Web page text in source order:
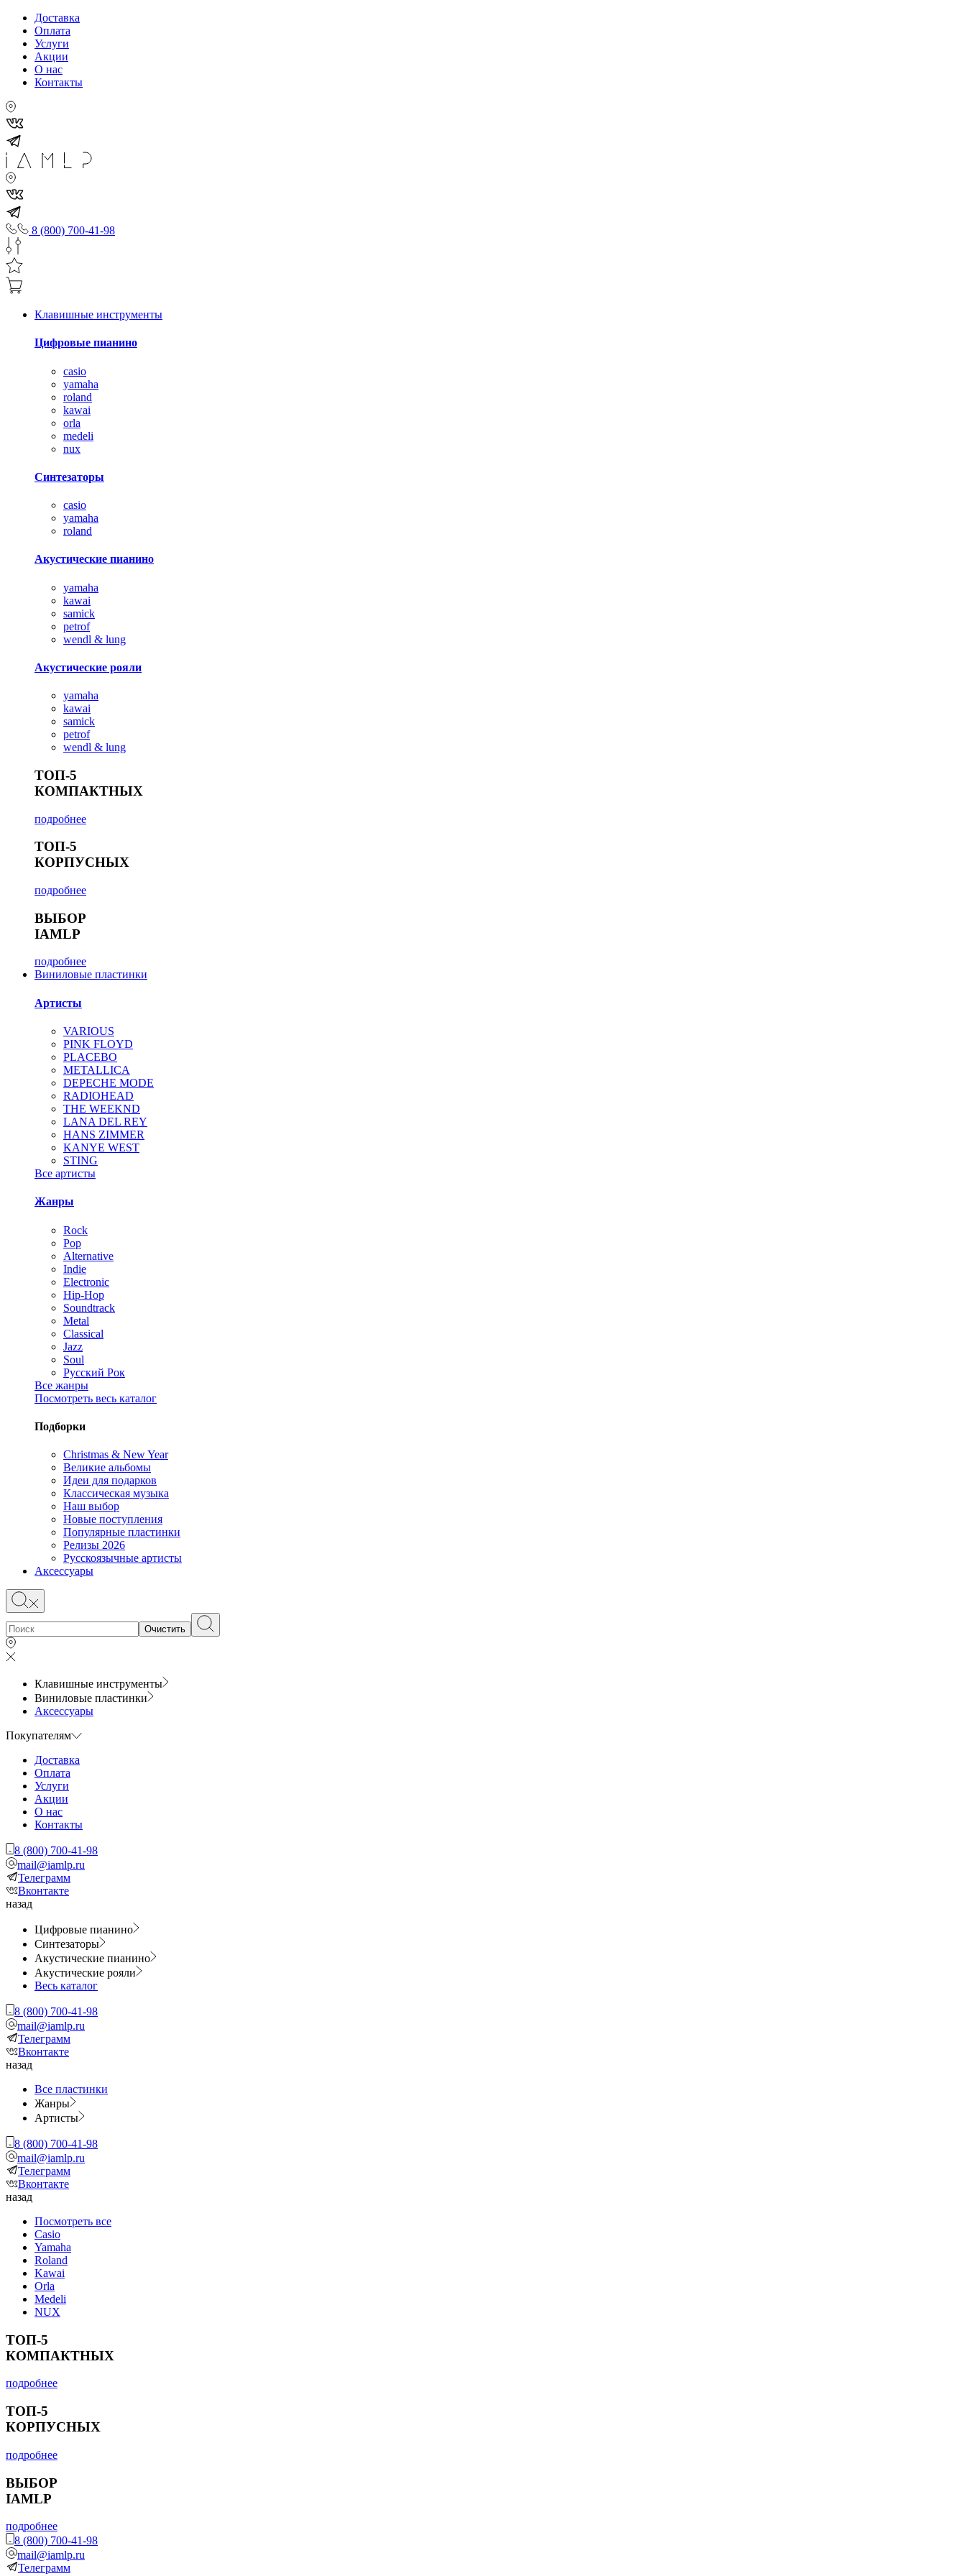
Доставка
Оплата
Услуги
Акции
О нас
Контакты
8 (800) 700-41-98
Клавишные инструменты
Цифровые пианино
casio
yamaha
roland
kawai
orla
medeli
nux
Синтезаторы
casio
yamaha
roland
Акустические пианино
yamaha
kawai
samick
petrof
wendl & lung
Акустические рояли
yamaha
kawai
samick
petrof
wendl & lung
ТОП-5
КОМПАКТНЫХ
подробнее
ТОП-5
КОРПУСНЫХ
подробнее
ВЫБОР
IAMLP
подробнее
Виниловые пластинки
Артисты
VARIOUS
PINK FLOYD
PLACEBO
METALLICA
DEPECHE MODE
RADIOHEAD
THE WEEKND
LANA DEL REY
HANS ZIMMER
KANYE WEST
STING
Все артисты
Жанры
Rock
Pop
Alternative
Indie
Electronic
Hip-Hop
Soundtrack
Metal
Classical
Jazz
Soul
Русский Рок
Все жанры
Посмотреть весь каталог
Подборки
Christmas & New Year
Великие альбомы
Идеи для подарков
Классическая музыка
Наш выбор
Новые поступления
Популярные пластинки
Релизы 2026
Русскоязычные артисты
Аксессуары
Очистить
Клавишные инструменты
Виниловые пластинки
Аксессуары
Покупателям
Доставка
Оплата
Услуги
Акции
О нас
Контакты
8 (800) 700-41-98
mail@iamlp.ru
Телеграмм
Вконтакте
назад
Цифровые пианино
Синтезаторы
Акустические пианино
Акустические рояли
Весь каталог
8 (800) 700-41-98
mail@iamlp.ru
Телеграмм
Вконтакте
назад
Все пластинки
Жанры
Артисты
8 (800) 700-41-98
mail@iamlp.ru
Телеграмм
Вконтакте
назад
Посмотреть все
Casio
Yamaha
Roland
Kawai
Orla
Medeli
NUX
ТОП-5
КОМПАКТНЫХ
подробнее
ТОП-5
КОРПУСНЫХ
подробнее
ВЫБОР
IAMLP
подробнее
8 (800) 700-41-98
mail@iamlp.ru
Телеграмм